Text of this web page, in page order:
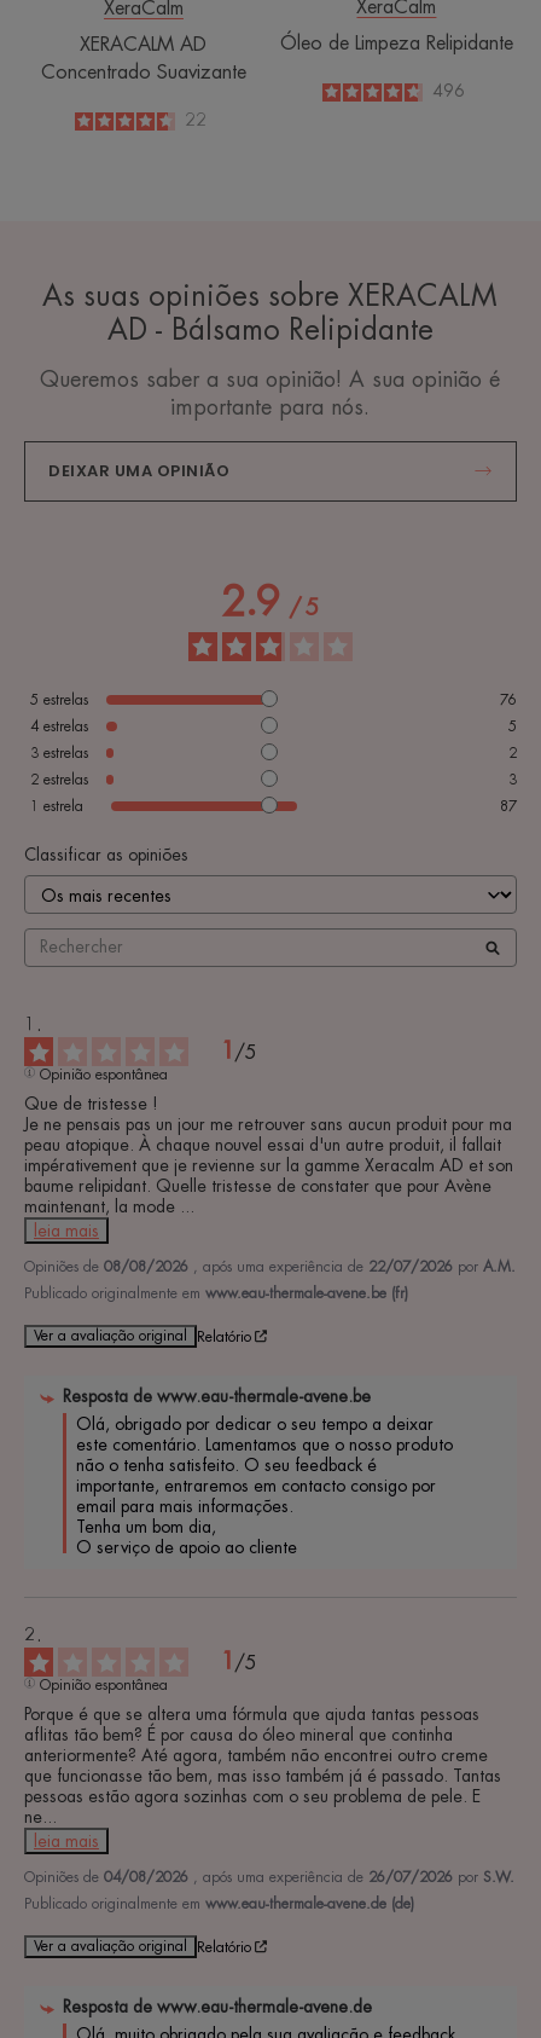
XeraCalm
XERACALM AD
Concentrado Suavizante
4.6
/
5
22
XeraCalm
Óleo de Limpeza Relipidante
4.8
/
5
496
As suas opiniões sobre XERACALM
AD - Bálsamo Relipidante
Queremos saber a sua opinião! A sua opinião é
importante para nós.
DEIXAR UMA OPINIÃO
2.9 /5
5 estrelas
76
4 estrelas
5
3 estrelas
2
2 estrelas
3
1 estrela 87
Classificar as opiniões
1 /5
Opinião espontânea
Que de tristesse !
Je ne pensais pas un jour me retrouver sans aucun produit pour ma
peau atopique. À chaque nouvel essai d'un autre produit, il fallait
impérativement que je revienne sur la gamme Xeracalm AD et son
baume relipidant. Quelle tristesse de constater que pour Avène
maintenant, la mode
leia mais
Opiniões de 08/08/2026 , após uma experiência de 22/07/2026 por A.M.
Publicado originalmente em www.eau-thermale-avene.be (fr)
Ver a avaliação original Relatório
Resposta de www.eau-thermale-avene.be
Olá, obrigado por dedicar o seu tempo a deixar
este comentário. Lamentamos que o nosso produto
não o tenha satisfeito. O seu feedback é
importante, entraremos em contacto consigo por
email para mais informações.
Tenha um bom dia,
O serviço de apoio ao cliente
1 /5
Opinião espontânea
Porque é que se altera uma fórmula que ajuda tantas pessoas
aflitas tão bem? É por causa do óleo mineral que continha
anteriormente? Até agora, também não encontrei outro creme
que funcionasse tão bem, mas isso também já é passado. Tantas
pessoas estão agora sozinhas com o seu problema de pele. E
ne
leia mais
Opiniões de 04/08/2026 , após uma experiência de 26/07/2026 por S.W.
Publicado originalmente em www.eau-thermale-avene.de (de)
Ver a avaliação original Relatório
Resposta de www.eau-thermale-avene.de